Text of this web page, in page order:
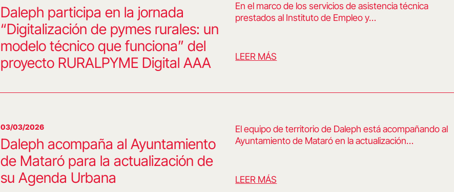
Daleph participa en la jornada
“Digitalización de pymes rurales: un
modelo técnico que funciona” del
proyecto RURALPYME Digital AAA
En el marco de los servicios de asistencia técnica
prestados al Instituto de Empleo y…
LEER MÁS
03/03/2026
Daleph acompaña al Ayuntamiento
de Mataró para la actualización de
su Agenda Urbana
El equipo de territorio de Daleph está acompañando al
Ayuntamiento de Mataró en la actualización…
LEER MÁS